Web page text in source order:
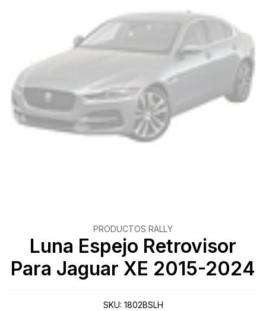
PRODUCTOS RALLY
Luna Espejo Retrovisor
Para Jaguar XE 2015-2024
SKU: 1802BSLH